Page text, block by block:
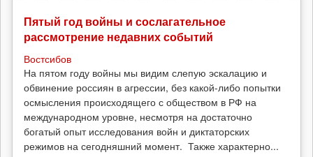
Пятый год войны и сослагательное
рассмотрение недавних событий
Востсибов
На пятом году войны мы видим слепую эскалацию и
обвинение россиян в агрессии, без какой-либо попытки
осмысления происходящего с обществом в РФ на
международном уровне, несмотря на достаточно
богатый опыт исследования войн и диктаторских
режимов на сегодняшний момент. Также характерно...